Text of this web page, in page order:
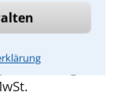
eine
des
geregelt. Die
betragen